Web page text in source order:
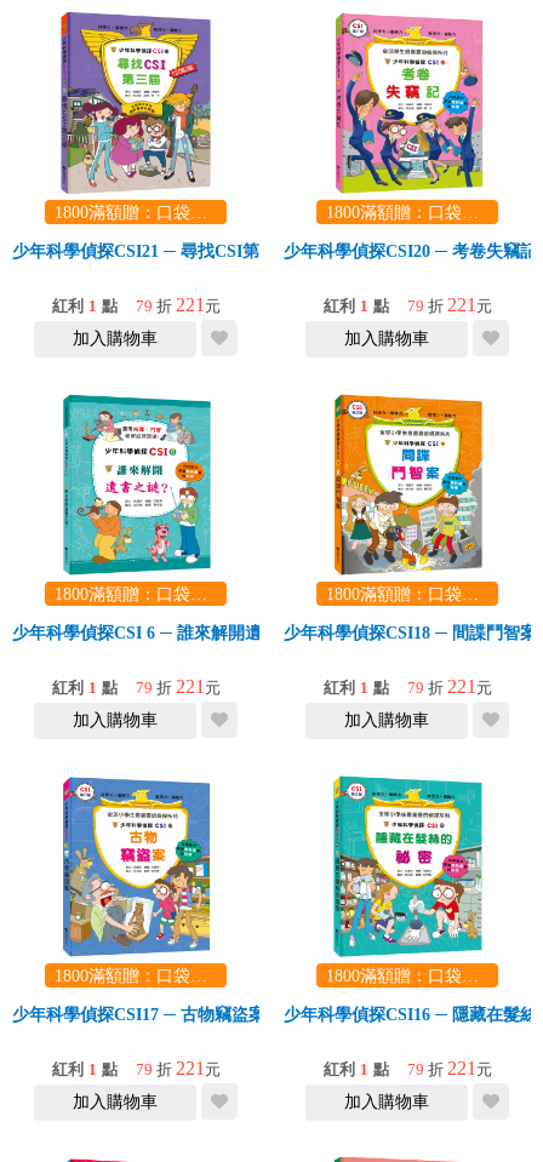
1800滿額贈：口袋玩具一份（隨機出貨） (summer read)
少年科學偵探CSI21 ─ 尋找CSI第三屆
紅利 1 點 79 折 221 元
加入購物車
1800滿額贈：口袋玩具一份（隨機出貨） (summer read)
少年科學偵探CSI20 ─ 考卷失竊記
紅利 1 點 79 折 221 元
加入購物車
1800滿額贈：口袋玩具一份（隨機出貨） (summer read)
少年科學偵探CSI 6 ─ 誰來解開遺書之謎？
紅利 1 點 79 折 221 元
加入購物車
1800滿額贈：口袋玩具一份（隨機出貨） (summer read)
少年科學偵探CSI18 ─ 間諜鬥智案
紅利 1 點 79 折 221 元
加入購物車
1800滿額贈：口袋玩具一份（隨機出貨） (summer read)
少年科學偵探CSI17 ─ 古物竊盜案
紅利 1 點 79 折 221 元
加入購物車
1800滿額贈：口袋玩具一份（隨機出貨） (summer read)
少年科學偵探CSI16 ─ 隱藏在髮絲
紅利 1 點 79 折 221 元
加入購物車